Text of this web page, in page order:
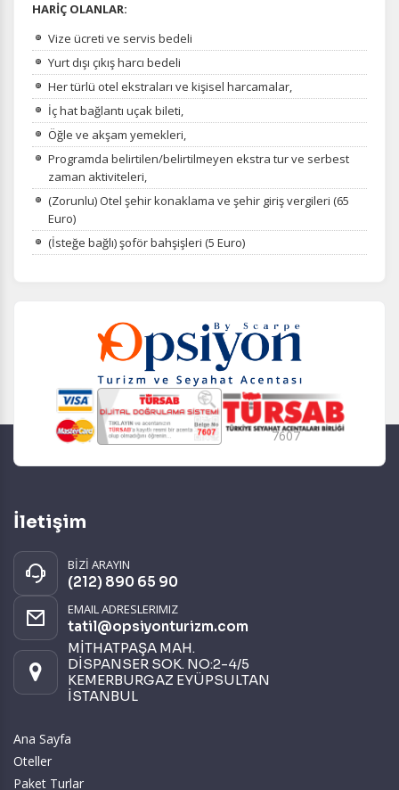
HARİÇ OLANLAR:
Vize ücreti ve servis bedeli
Yurt dışı çıkış harcı bedeli
Her türlü otel ekstraları ve kişisel harcamalar,
İç hat bağlantı uçak bileti,
Öğle ve akşam yemekleri,
Programda belirtilen/belirtilmeyen ekstra tur ve serbest
zaman aktiviteleri,
(Zorunlu) Otel şehir konaklama ve şehir giriş vergileri (65
Euro)
(İsteğe bağlı) şoför bahşişleri (5 Euro)
7607
İletişim
BİZİ ARAYIN
(212) 890 65 90
EMAIL ADRESLERIMIZ
tatil@opsiyonturizm.com
MİTHATPAŞA MAH.
DİSPANSER SOK. NO:2-4/5
KEMERBURGAZ EYÜPSULTAN
İSTANBUL
Ana Sayfa
Oteller
Paket Turlar